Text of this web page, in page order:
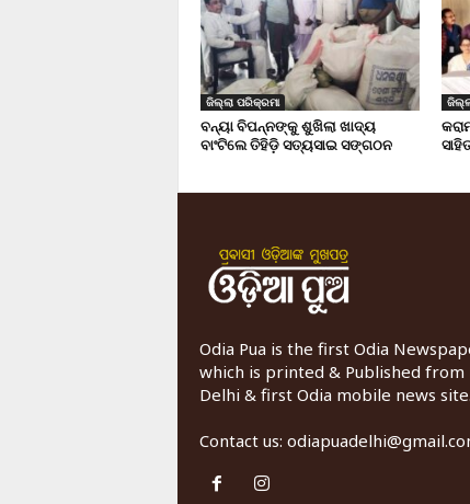
ଜିଲ୍ଲା ପରିକ୍ରମା
ବନ୍ୟା ବିପନ୍ନଙ୍କୁ ଶୁଖିଲା ଖାଦ୍ୟ
ବାଂଟିଲେ ତିହିଡି଼ ସତ୍ୟସାଇ ସଙ୍ଗଠନ
Odia Pua is the first Odia
which is printed & Published from
Delhi & first Odia mobile news site.
Contact us: